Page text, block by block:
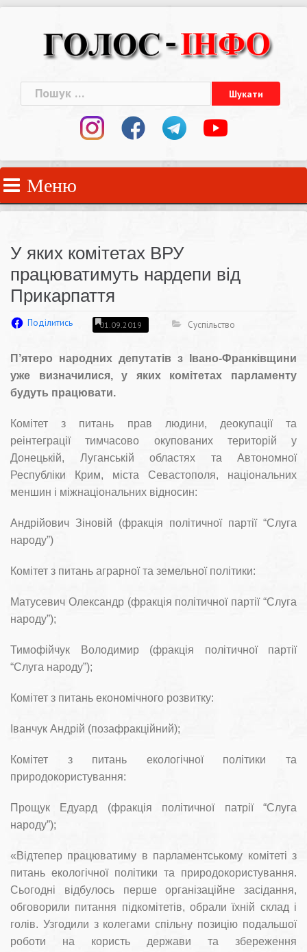
Пошук:
Меню
У яких комітетах ВРУ
працюватимуть нардепи від
Прикарпаття
Поділитись 01.09.2019 Суспільство
П’ятеро народних депутатів з Івано-Франківщини
уже визначилися, у яких комітетах парламенту
будуть працювати.
Комітет з питань прав людини, деокупації та
реінтеграції тимчасово окупованих територій у
Донецькій, Луганській областях та Автономної
Республіки Крим, міста Севастополя, національних
меншин і міжнаціональних відносин:
Андрійович Зіновій (фракція політичної партії “Слуга
народу”)
Комітет з питань аграрної та земельної політики:
Матусевич Олександр (фракція політичної партії “Слуга
народу”);
Тимофійчук Володимир (фракція політичної партії
“Слуга народу”);
Комітет з питань економічного розвитку:
Іванчук Андрій (позафракційний);
Комітет з питань екологічної політики та
природокористування:
Прощук Едуард (фракція політичної патрії “Слуга
народу”);
«Відтепер працюватиму в парламентському комітеті з
питань екологічної політики та природокористування.
Сьогодні відбулось перше організаційне засідання,
обговорили питання підкомітетів, обрали їхній склад і
голів. Узгодили з колегами спільну позицію подальшої
роботи на користь держави та збереження